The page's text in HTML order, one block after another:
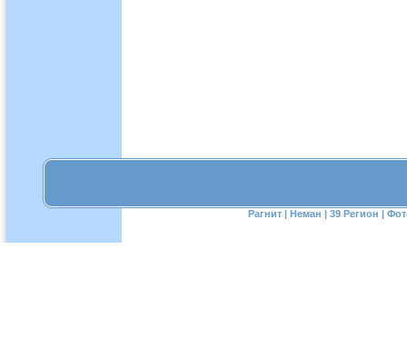
Рагнит | Неман | 39 Регион |